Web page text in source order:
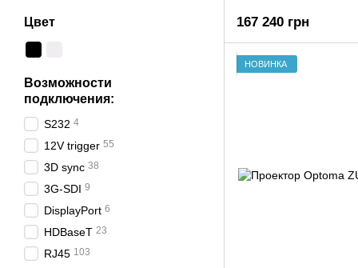
167 240 грн
НОВИНКА
Цвет
Возможности
подключения:
S232 4
12V trigger 55
3D sync 38
3G-SDI 9
DisplayPort 6
HDBaseT 23
RJ45 103